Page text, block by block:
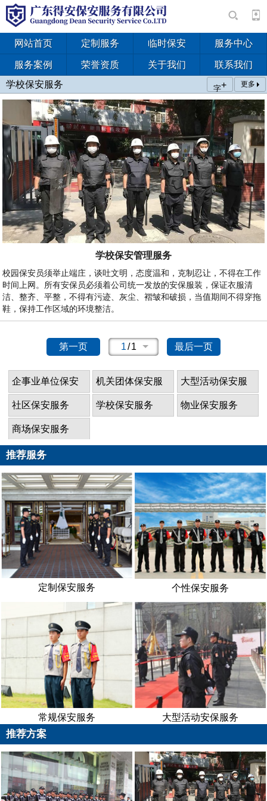
网站首页 定制服务 临时保安 服务中心
服务案例 荣誉资质 关于我们
联系我们
学校保安服务
更多
字+
学校保安管理服务
校园保安员须举止端庄，谈吐文明，态度温和，克制忍让，不得在工作
时间上网。所有安保员必须着公司统一发放的安保服装，保证衣服清
洁、整齐、平整，不得有污迹、灰尘、褶皱和破损，当值期间不得穿拖
鞋，保持工作区域的环境整洁。
第一页 1/1 最后一页
企事业单位保安
服务
机关团体保安服
务
大型活动保安服
务
社区保安服务 学校保安服务 物业保安服务
商场保安服务
推荐服务
定制保安服务 个性保安服务
常规保安服务 大型活动安保服务
推荐方案